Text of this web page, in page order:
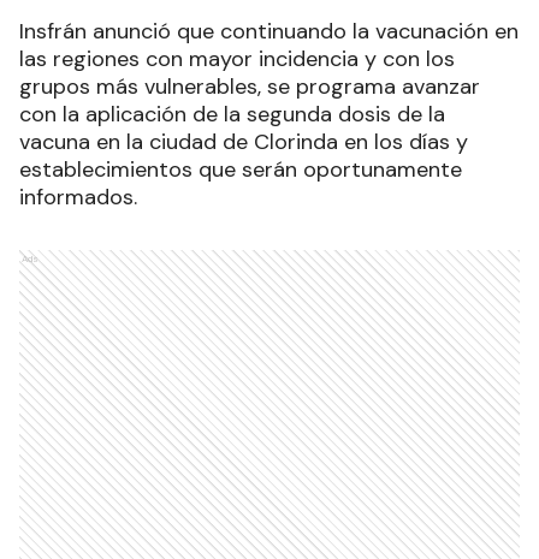
Insfrán anunció que continuando la vacunación en
las regiones con mayor incidencia y con los
grupos más vulnerables, se programa avanzar
con la aplicación de la segunda dosis de la
vacuna en la ciudad de Clorinda en los días y
establecimientos que serán oportunamente
informados.
Ads